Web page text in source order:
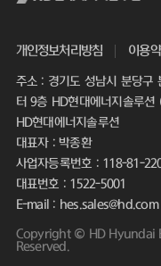
개인정보처리방침 이용
주소 : 경기도 성남시 분당구
터 9층 HD현대에너지솔루션
HD현대에너지솔루션
대표자 : 박종환
사업자등록번호 : 118-81-
대표번호 : 1522-5001
E-mail : hes.sales@hd.com
Copyright © HD Hyundai
Reserved.